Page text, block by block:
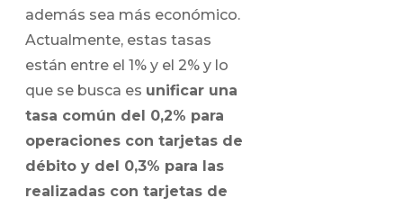
además sea más económico.
Actualmente, estas tasas
están entre el 1% y el 2% y lo
que se busca es unificar una
tasa común del 0,2% para
operaciones con tarjetas de
débito y del 0,3% para las
realizadas con tarjetas de